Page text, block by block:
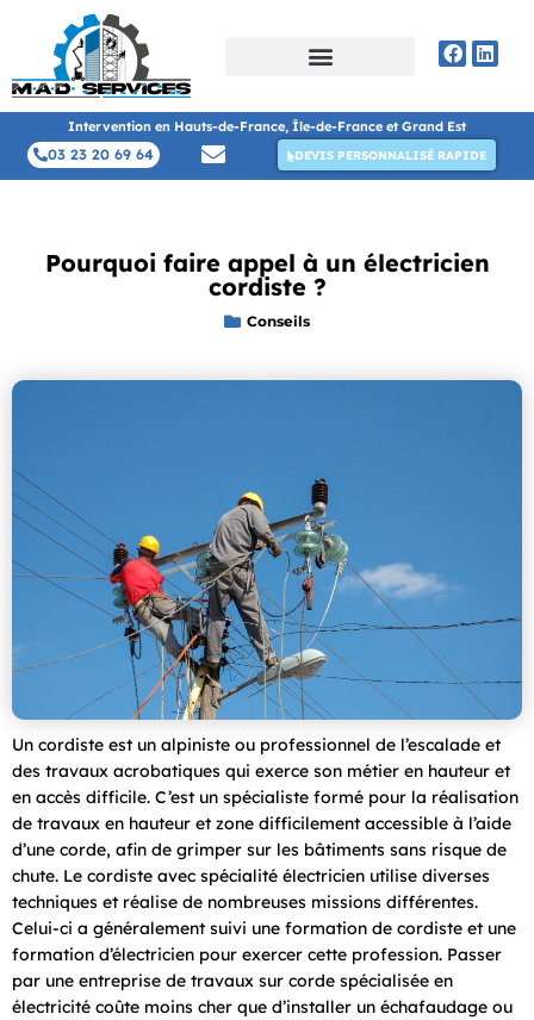
Intervention en Hauts-de-France, Île-de-France et Grand Est
03 23 20 69 64 DEVIS PERSONNALISÉ RAPIDE
Pourquoi faire appel à un électricien
cordiste ?
Conseils
Un cordiste est un alpiniste ou professionnel de l’escalade et
des travaux acrobatiques qui exerce son métier en hauteur et
en accès difficile. C’est un spécialiste formé pour la réalisation
de travaux en hauteur et zone difficilement accessible à l’aide
d’une corde, afin de grimper sur les bâtiments sans risque de
chute. Le cordiste avec spécialité électricien utilise diverses
techniques et réalise de nombreuses missions différentes.
Celui-ci a généralement suivi une formation de cordiste et une
formation d’électricien pour exercer cette profession. Passer
par une entreprise de travaux sur corde spécialisée en
électricité coûte moins cher que d’installer un échafaudage ou